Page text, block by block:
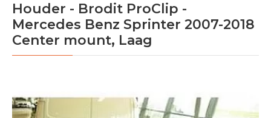
Houder - Brodit ProClip -
Mercedes Benz Sprinter 2007-2018
Center mount, Laag